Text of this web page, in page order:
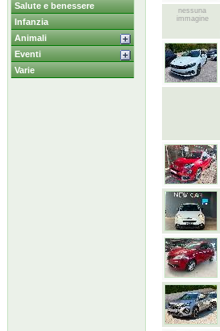
Salute e benessere
Infanzia
Animali
Eventi
Varie
nessuna
immagine